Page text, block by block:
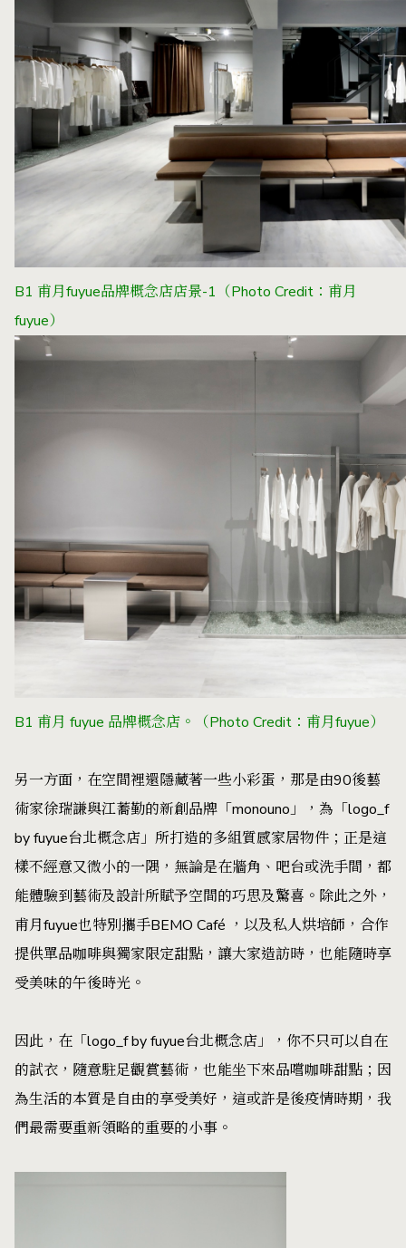
B1 甫月fuyue品牌概念店店景-1（Photo Credit：甫月
fuyue）
B1 甫月 fuyue 品牌概念店。 （Photo Credit：甫月fuyue）
另一方面，在空間裡還隱藏著一些小彩蛋，那是由90後藝
術家徐瑞謙與江蕎勤的新創品牌「monouno」，為「logo_f
by fuyue台北概念店」所打造的多組質感家居物件；正是這
樣不經意又微小的一隅，無論是在牆角、吧台或洗手間，都
能體驗到藝術及設計所賦予空間的巧思及驚喜。除此之外，
甫月fuyue也特別攜手BEMO Café ，以及私人烘培師，合作
提供單品咖啡與獨家限定甜點，讓大家造訪時，也能隨時享
受美味的午後時光。
因此，在「logo_f by fuyue台北概念店」，你不只可以自在
的試衣，隨意駐足觀賞藝術，也能坐下來品嚐咖啡甜點；因
為生活的本質是自由的享受美好，這或許是後疫情時期，我
們最需要重新領略的重要的小事。